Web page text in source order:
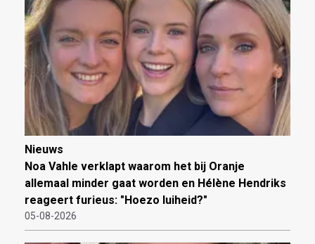
Nieuws
Noa Vahle verklapt waarom het bij Oranje
allemaal minder gaat worden en Hélène Hendriks
reageert furieus: "Hoezo luiheid?"
05-08-2026